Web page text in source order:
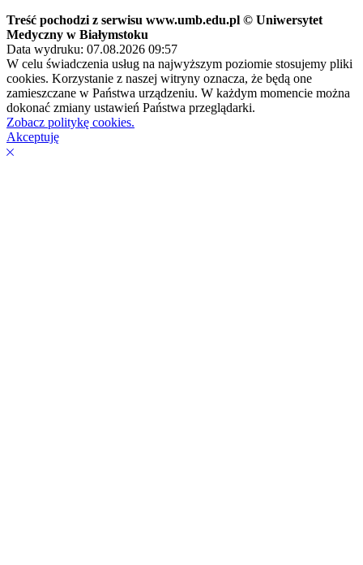
Treść pochodzi z serwisu www.umb.edu.pl © Uniwersytet
Medyczny w Białymstoku
Data wydruku: 07.08.2026 09:57
W celu świadczenia usług na najwyższym poziomie stosujemy pliki
cookies. Korzystanie z naszej witryny oznacza, że będą one
zamieszczane w Państwa urządzeniu. W każdym momencie można
dokonać zmiany ustawień Państwa przeglądarki.
Zobacz politykę cookies.
Akceptuję